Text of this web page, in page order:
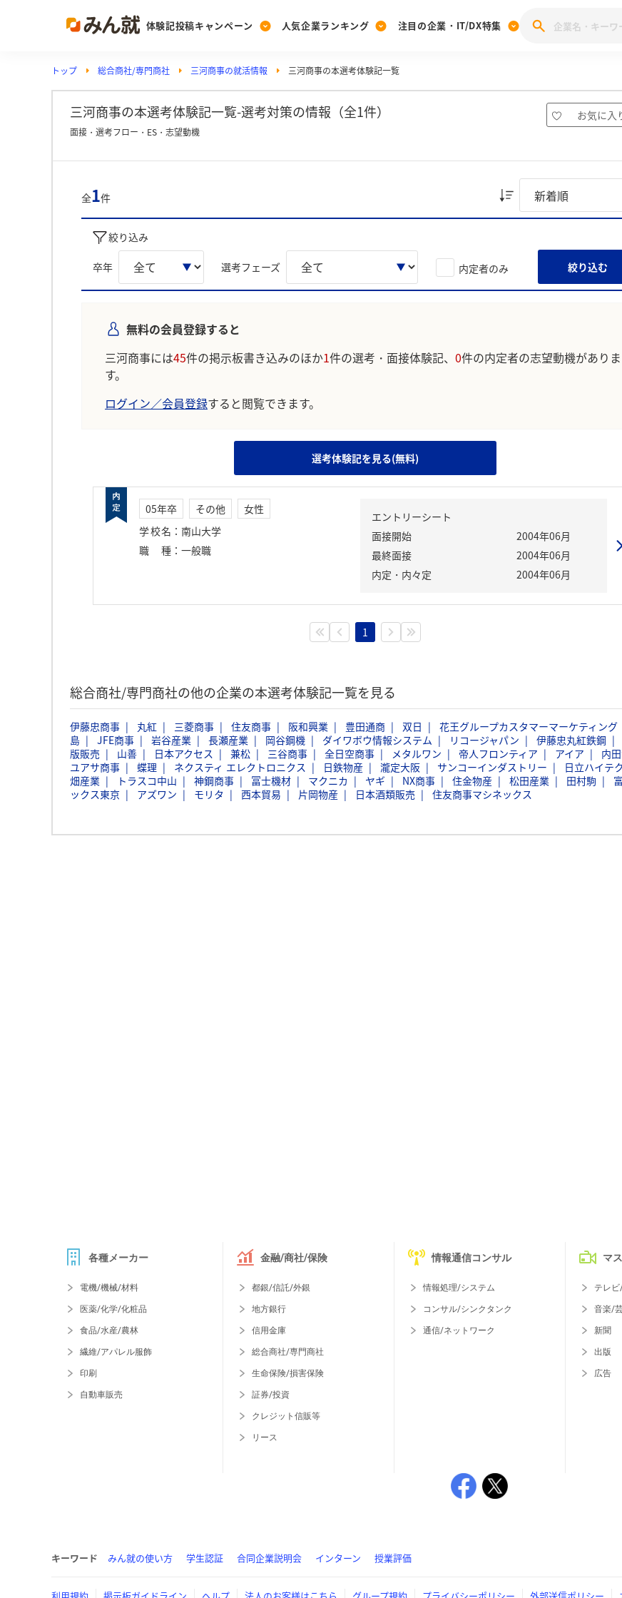
体験記投稿キャンペーン
Post
投稿する
[27卒] 本選考体験記投稿キャンペーン
人気企業ランキング
Ranking
ランキングを見る
Vote み
注目の企業・IT/DX特集
PickUp
注目の企業特集
トップ 総合商社/専門商社 三河商事の就活情報 三河商事の本選考体験記一覧
三河商事の本選考体験記一覧-選考対策の情報（全1件） お気に入
面接・選考フロー・ES・志望動機
全1件
絞り込み
卒年 選考フェーズ 内定者のみ 絞り込む
無料の会員登録すると
三河商事には45件の掲示板書き込みのほか1件の選考・面接体験記、 0件の内定者の志望動機がありま
す。
ログイン／会員登録すると閲覧できます。
選考体験記を見る(無料)
05年卒 その他
女性
学校名 ： 南山大学
職種 ： 一般職
エントリーシート
面接開始
2004年06月
最終面接
2004年06月
内定・内々定
2004年06月
1
総合商社/専門商社の他の企業の本選考体験記一覧を見る
伊藤忠商事 丸紅 三菱商事 住友商事 阪和興業 豊田通商 双日 花王グループカスタマーマーケティング
島
JFE商事 岩谷産業 長瀬産業 岡谷鋼機 ダイワボウ情報システム リコージャパン 伊藤忠丸紅鉄鋼
版販売
山善 日本アクセス 兼松 三谷商事 全日空商事 メタルワン 帝人フロンティア アイア
内
ユアサ商事
蝶理 ネクスティ エレクトロニクス 日鉄物産 瀧定大阪 サンコーインダストリー 日立ハイテク
畑産業
トラスコ中山 神鋼商事 冨士機材 マクニカ ヤギ NX商事 住金物産 松田産業 田村駒
ックス東京
アズワン モリタ 西本貿易 片岡物産 日本酒類販売 住友商事マシネックス
各種メーカー
電機/機械/材料
医薬/化学/化粧品
食品/水産/農林
繊維/アパレル服飾
印刷
自動車販売
金融/商社/保険
都銀/信託/外銀
地方銀行
信用金庫
総合商社/専門商社
生命保険/損害保険
証券/投資
クレジット信販等
リース
情報通信コンサル
情報処理/システム
コンサル/シンクタンク
通信/ネットワーク
マ
テレ
音楽/
新聞
出版
広告
キーワード みん就の使い方 学生認証 合同企業説明会 インターン 授業評価